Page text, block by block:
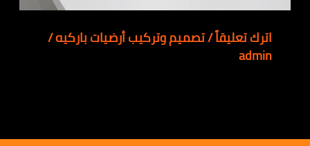
اترك تعليقاً/تصميم وتركيب أرضيات باركيه/
admin